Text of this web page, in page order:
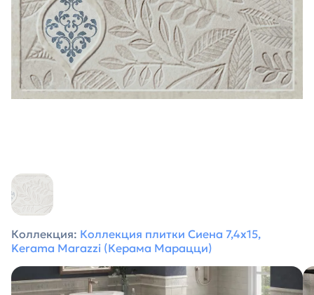
Коллекция: Коллекция плитки Сиена 7,4х15,
Kerama Marazzi (Керама Марацци)